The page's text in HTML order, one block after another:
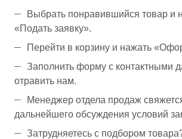
Выбрать понравившийся товар и
«Подать заявку».
Перейти в корзину и нажать
Заполнить форму с контактными
отравить нам.
Менеджер отдела продаж
дальнейшего обсуждения условий
Затрудняетесь с подбором